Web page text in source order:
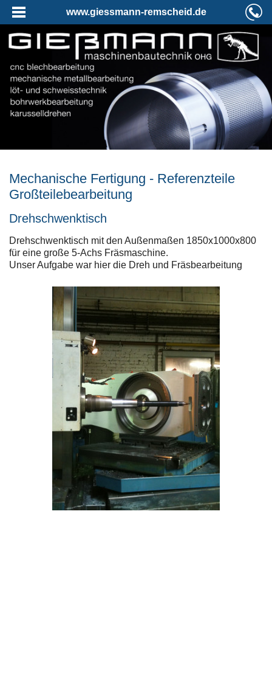
www.giessmann-remscheid.de
Mechanische Fertigung - Referenzteile
Großteilebearbeitung
Drehschwenktisch
Drehschwenktisch mit den Außenmaßen 1850x1000x800
für eine große 5-Achs Fräsmaschine.
Unser Aufgabe war hier die Dreh und Fräsbearbeitung